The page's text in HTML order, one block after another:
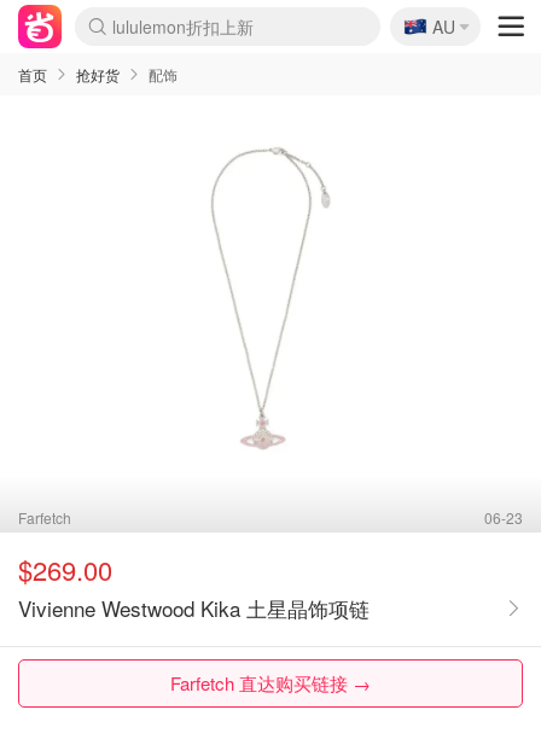
SSENSE年中2.5折
FreshBeauty好价汇总
Cettire降价+叠9折
WWS Coles超市实拍
viagogo二手票捡漏
Myer超级周末
The Outnet奢牌1折起
David Jones 3折起
Flannels大牌1折
Perfumes Club护肤1折
AMIRO面罩$251
Amazon折扣汇总
eToro入金$200送$50
Amazon数码好物
ICONIC本周7.5折
ThedoubleF高奢地板价
Moose Knuckles 6折
EUFY摄像头$98
Selenichast首饰2折
Trip机票酒店促销
YSL送5件彩妆礼
Amazon家居好物
Amazon美妆护肤
雅漾大喷$8
过敏原检测盒$33
科颜氏高保湿面霜$29
SEALIFE海洋馆门票6折
丝塔芙大白罐$16
订阅Newsletter送香薰
Cult Beauty 6.8折
Harrods圣诞日历$525
LN-CC奢牌私促3折
d'Alba空姐喷雾$16
EVE LOM套装£56
Bernardelli独家4折
Adore Beauty 6折起
CT圣诞日历
Mytheresa奢品2.7折
Luxury Escapes 9折
Currentbody美容仪$881
MOON Garden Live
Roborock扫地机$649
Tingo Life水杯$24
Valentino官网5折
CR洗护套装$23
修丽可4件套$159
Myer彩妆2件7折
GANNI官网4.5折
Stylevana韩妆4折
Tessabit高奢8.5折
OGX洗发水$11
Amazon阿德莱德次日达
卡诗8.5折+赠礼
Philips Hue灯具8折
🇦🇺
AU
首页 抢好货 配饰
Farfetch 06-23
$269.00
Vivienne Westwood Kika 土星晶饰项链
Farfetch 直达购买链接 →